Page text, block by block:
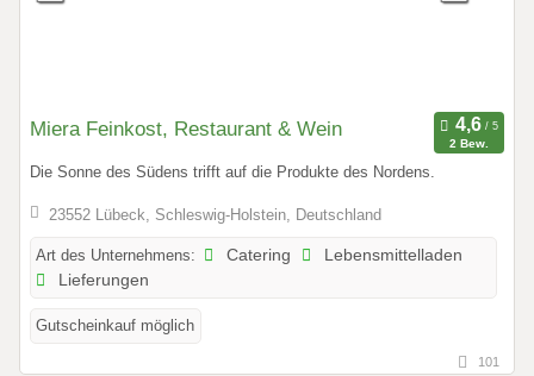
Miera Feinkost, Restaurant & Wein
2 Bew.
Die Sonne des Südens trifft auf die Produkte des Nordens.
23552 Lübeck, Schleswig-Holstein, Deutschland
Art des Unternehmens: Catering
Lebensmittelladen
Lieferungen
Gutscheinkauf möglich
101